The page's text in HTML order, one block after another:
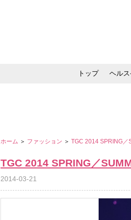
トップ ヘル
ホーム ＞ ファッション ＞ TGC 2014 SPRING
TGC 2014 SPRING／
2014-03-21